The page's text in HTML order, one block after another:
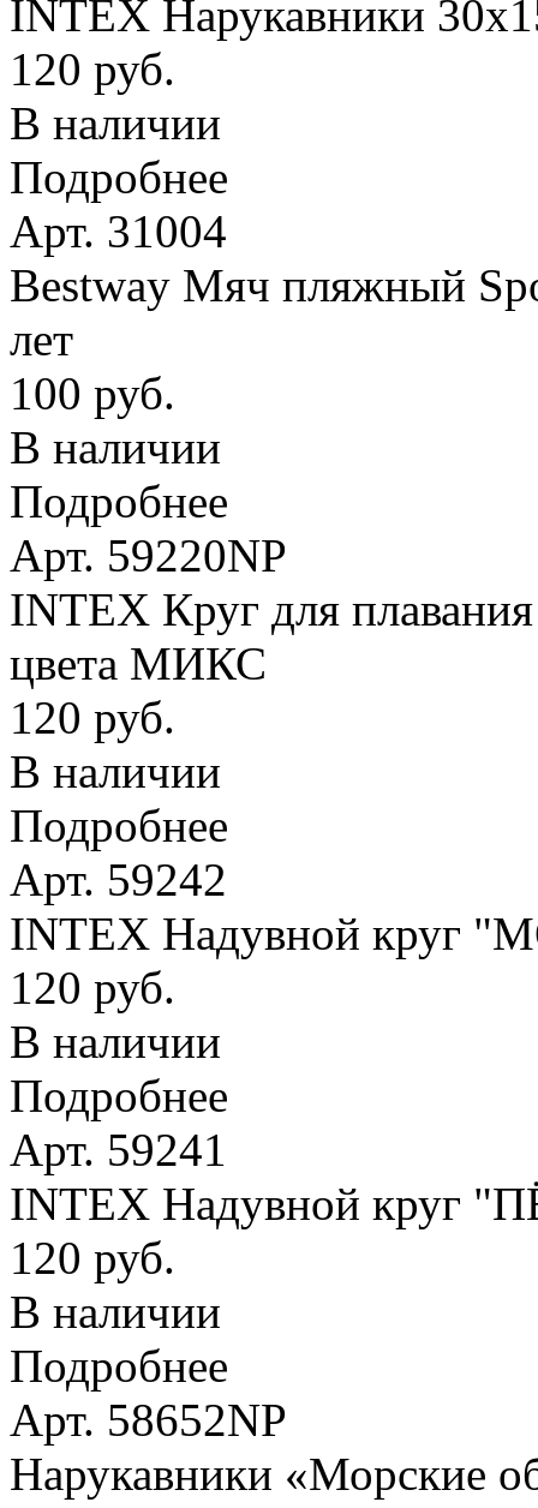
INTEX Нарукавники
120 руб.
В наличии
Подробнее
Арт. 31004
Bestway Мяч пляжный
лет
100 руб.
В наличии
Подробнее
Арт. 59220NP
INTEX Круг для
цвета МИКС
120 руб.
В наличии
Подробнее
Арт. 59242
INTEX Надувной круг
120 руб.
В наличии
Подробнее
Арт. 59241
INTEX Надувной круг
120 руб.
В наличии
Подробнее
Арт. 58652NP
Нарукавники «Морские